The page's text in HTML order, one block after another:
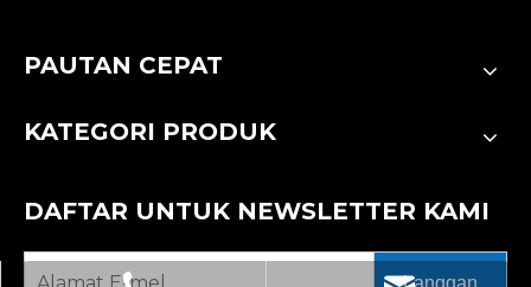
PAUTAN CEPAT
KATEGORI PRODUK
DAFTAR UNTUK NEWSLETTER KAMI
Langgan